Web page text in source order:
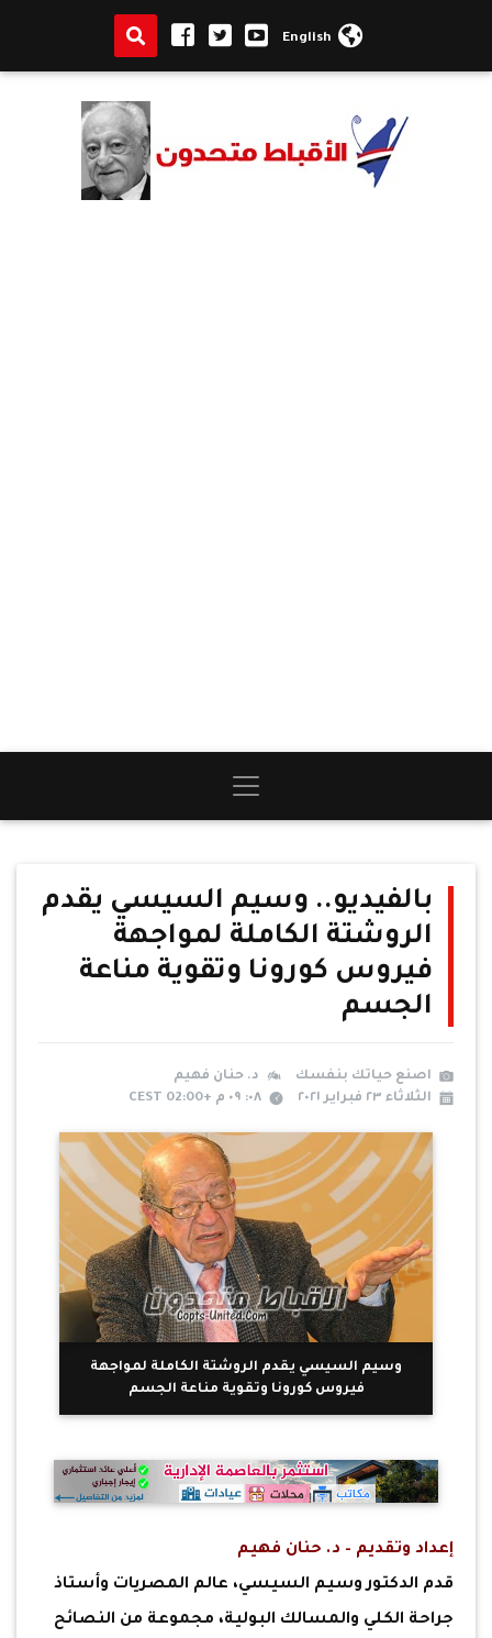
English
بالفيديو.. وسيم السيسي يقدم
الروشتة الكاملة لمواجهة
فيروس كورونا وتقوية مناعة
الجسم
اصنع حياتك بنفسك
د. حنان فهيم
الثلاثاء ٢٣ فبراير ٢٠٢١
٠٨: ٠٩ م +02:00 CEST
وسيم السيسي يقدم الروشتة الكاملة لمواجهة
فيروس كورونا وتقوية مناعة الجسم
إعداد وتقديم – د. حنان فهيم
قدم الدكتور وسيم السيسي، عالم المصريات وأستاذ
جراحة الكلي والمسالك البولية، مجموعة من النصائح